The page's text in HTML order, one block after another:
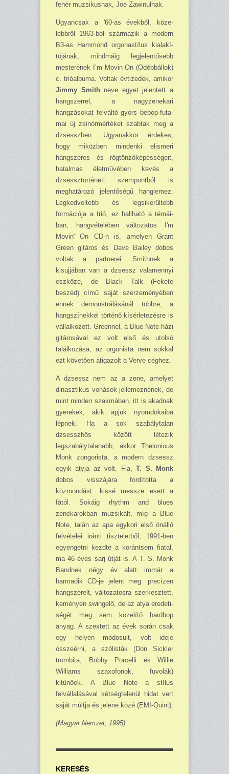
fehér muzsikusnak, Joe Zawinulnak.
Ugyancsak a '60-as évekből, köze­
lebbről 1963-ból származik a modern
B3-as Hammond orgonastílus kialakí­
tójának, mindmáig legjelentősebb
mesterének I’m Movin On (Odébbál­lok)
c. trióalbuma. Voltak évtizedek, amikor
Jimmy Smith neve egyet jelen­tett a
hangszerrel, a nagyzenekari
hangzásokat felváltó gyors bebop-futa­
mai új zsinórmértéket szabtak meg a
dzsesszben. Ugyanakkor érdekes,
hogy miközben mindenki elismeri
hangsze­res és rögtönző­képességeit,
hatalmas életművében kevés a
dzsessztörténeti szempontból is
meghatározó je­lentősé­gű hanglemez.
Legkedveltebb és legsi­kerültebb
formációja a trió, ez hallható a témá­i­
ban, hangvételében változatos I'm
Movin' On CD-n is, amelyen Grant
Green gitáros és Dave Bailey do­bos
voltak a partnerei. Smithnek a
kisujjában van a dzsessz valamennyi
eszköze, de Black Talk (Fekete
beszéd) című saját szerzeményében
ennek de­monstrálásánál többre, a
hangszínek­kel történő kísérletezésre is
vállalko­zott. Greennel, a Blue Note házi
gitáro­sával ez volt első és utolsó
találkozása, az orgonista nem sokkal
ezt követően átigazolt a Verve céghez.
A dzsessz nem az a zene, amelyet
dinasztikus vonások jellemeznének, de
mint minden szakmában, itt is akadnak
gyerekek, akik apjuk nyom­dokaiba
lépnek. Ha a sok szabálytalan
dzsesszhős között létezik
legszabálytalanabb, akkor Thelonious
Monk zongorista, a modern dzsessz
egyik atyja az volt. Fia,T. S. Monk
dobos visszájára fordította a
közmondást: kis­sé messze esett a
fától. Sokáig rhythm and blues
zenekarokban muzsikált, míg a Blue
Note, talán az apa egykori első önálló
felvételei iránti tiszteletből, 1991-ben
egyengetni kezdte a koránt­sem fiatal,
ma 46 éves sarj útját is. A T. S. Monk
Bandnek négy év alatt immár a
harmadik CD-je jelent meg: precízen
hangszerelt, változatosra szerkesztett,
keményen swingelő, de az atya eredeti­
ségét meg sem közelítő hardbop
anyag. A szextett az évek során csak
egy he­lyen módosult, volt ideje
összeérni, a szólisták (Don Sickler
trombita, Bobby Porcelli és Willie
Williams szaxofo­nok, fuvolák)
kitűnőek. A Blue Note a stílus
felvállalásával kétségtelenül hi­dat vert
saját múltja és jelene közé (EMI-Quint).
(Magyar Nemzet, 1995)
KERESÉS